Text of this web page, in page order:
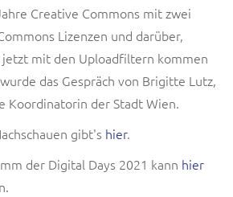
Creative Commons mit zwei
Lizenzen und darüber,
mit den Uploadfiltern kommen
das Gespräch von Brigitte Lutz,
Koordinatorin der Stadt Wien.
gibt's hier.
der Digital Days 2021 kann hier